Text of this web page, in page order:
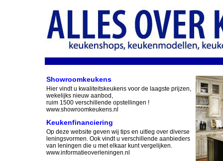
Showroomkeukens
Hier vindt u kwaliteitskeukens voor de laagste prijzen,
wekelijks nieuw aanbod,
ruim 1500 verschillende opstellingen !
www.showroomkeukens.nl
Keukenfinanciering
Op deze website geven wij tips en uitleg over diverse
leningsvormen. Ook vindt u verschillende aanbieders
van leningen die u met elkaar kunt vergelijken.
www.informatieoverleningen.nl